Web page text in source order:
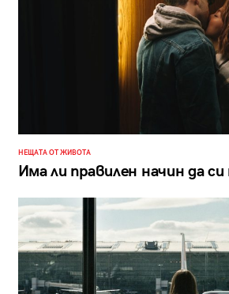
НЕЩАТА ОТ ЖИВОТА
Има ли правилен начин да